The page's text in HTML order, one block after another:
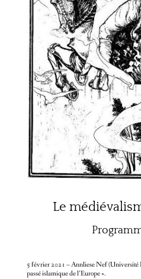
Le
5 février 2021 – Annliese Nef (Université
passé islamique de l’Europe ».